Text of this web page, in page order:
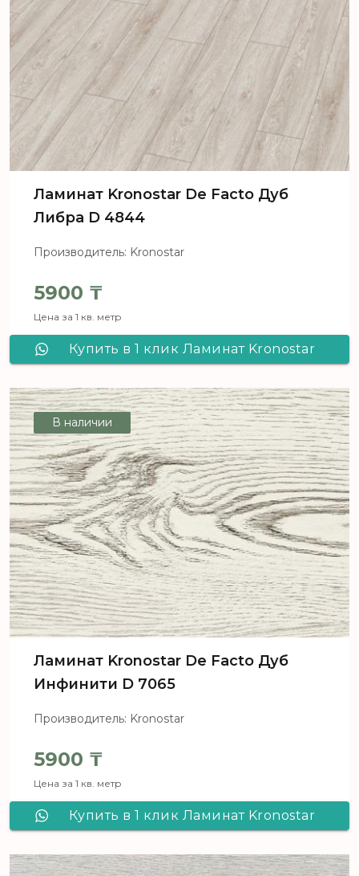
Ламинат Kronostar De Facto Дуб
Либра D 4844
Производитель: Kronostar
5900 ₸
Цена за 1 кв. метр
Купить в 1 клик Ламинат Kronostar
В наличии
Ламинат Kronostar De Facto Дуб
Инфинити D 7065
Производитель: Kronostar
5900 ₸
Цена за 1 кв. метр
Купить в 1 клик Ламинат Kronostar